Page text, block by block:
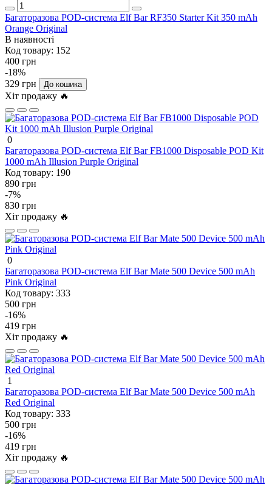
Багаторазова POD-система Elf Bar RF350 Starter Kit 350 mAh
Orange Original
В наявності
Код товару: 152
400 грн
-18%
329 грн
До кошика
Хіт продажу 🔥
0
Багаторазова POD-система Elf Bar FB1000 Disposable POD Kit
1000 mAh Illusion Purple Original
Код товару: 190
890 грн
-7%
830 грн
Хіт продажу 🔥
0
Багаторазова POD-система Elf Bar Mate 500 Device 500 mAh
Pink Original
Код товару: 333
500 грн
-16%
419 грн
Хіт продажу 🔥
1
Багаторазова POD-система Elf Bar Mate 500 Device 500 mAh
Red Original
Код товару: 333
500 грн
-16%
419 грн
Хіт продажу 🔥